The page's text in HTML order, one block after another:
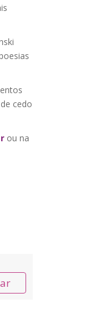
cedo
ou na